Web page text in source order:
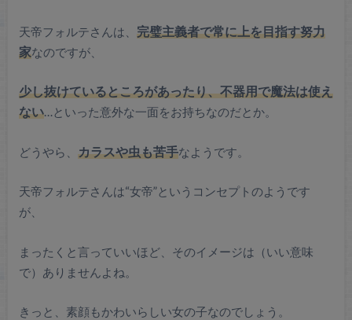
天帝フォルテさんは、 完璧主義者で常に上を目指す努力
家なのですが、
少し抜けているところがあったり、不器用で魔法は使え
ない…といった意外な一面をお持ちなのだとか。
どうやら、 カラスや虫も苦手なようです。
天帝フォルテさんは“女帝”というコンセプトのようです
が、
まったくと言っていいほど、そのイメージは（いい意味
で）ありませんよね。
きっと、素顔もかわいらしい女の子なのでしょう。